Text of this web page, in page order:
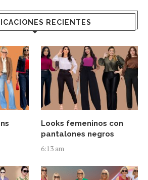
RECIENTES
Looks femeninos con
pantalones negros
6:13 am